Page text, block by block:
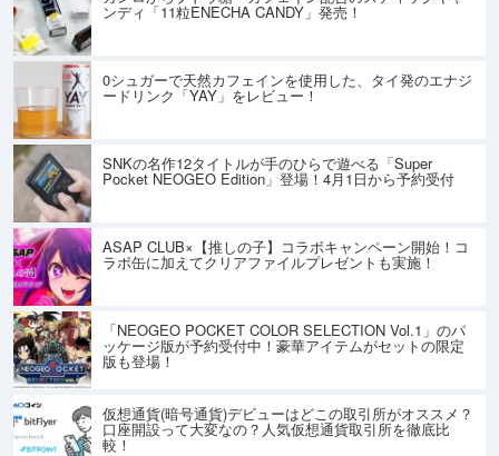
ンディ「11粒ENECHA CANDY」発売！
0シュガーで天然カフェインを使用した、タイ発のエナジ
ードリンク「YAY」をレビュー！
SNKの名作12タイトルが手のひらで遊べる「Super
Pocket NEOGEO Edition」登場！4月1日から予約受付
ASAP CLUB×【推しの子】コラボキャンペーン開始！コ
ラボ缶に加えてクリアファイルプレゼントも実施！
「NEOGEO POCKET COLOR SELECTION Vol.1」のパ
ッケージ版が予約受付中！豪華アイテムがセットの限定
版も登場！
仮想通貨(暗号通貨)デビューはどこの取引所がオススメ？
口座開設って大変なの？人気仮想通貨取引所を徹底比
較！